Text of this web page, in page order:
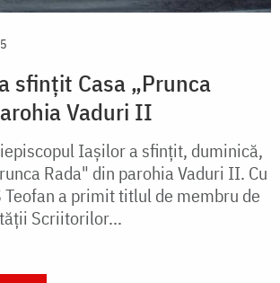
sfințit Casa „Prunca
Vaduri II
Iașilor a sfințit, duminică,
Rada" din parohia Vaduri II. Cu
a primit titlul de membru de
Scriitorilor...